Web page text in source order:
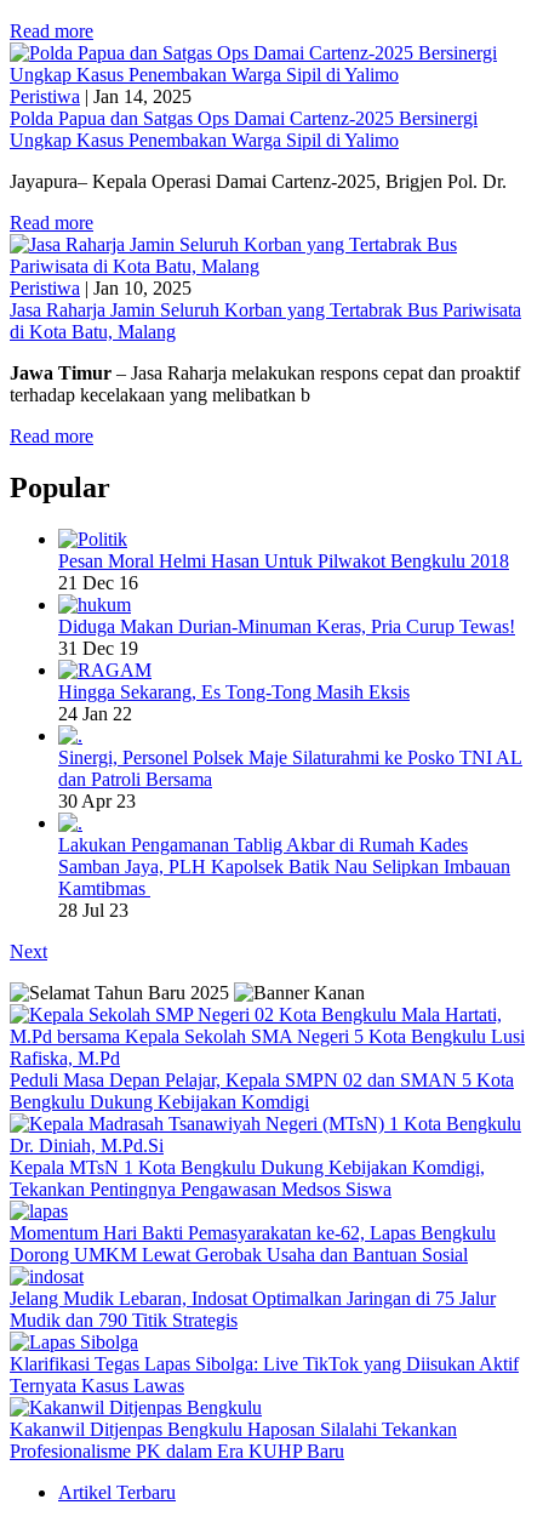
Read more
Peristiwa | Jan 14, 2025
Polda Papua dan Satgas Ops Damai Cartenz-2025 Bersinergi
Ungkap Kasus Penembakan Warga Sipil di Yalimo
Jayapura– Kepala Operasi Damai Cartenz-2025, Brigjen Pol. Dr.
Read more
Peristiwa | Jan 10, 2025
Jasa Raharja Jamin Seluruh Korban yang Tertabrak Bus Pariwisata
di Kota Batu, Malang
Jawa Timur – Jasa Raharja melakukan respons cepat dan proaktif
terhadap kecelakaan yang melibatkan b
Read more
Popular
Pesan Moral Helmi Hasan Untuk Pilwakot Bengkulu 2018
21 Dec 16
Diduga Makan Durian-Minuman Keras, Pria Curup Tewas!
31 Dec 19
Hingga Sekarang, Es Tong-Tong Masih Eksis
24 Jan 22
Sinergi, Personel Polsek Maje Silaturahmi ke Posko TNI AL
dan Patroli Bersama
30 Apr 23
Lakukan Pengamanan Tablig Akbar di Rumah Kades
Samban Jaya, PLH Kapolsek Batik Nau Selipkan Imbauan
Kamtibmas
28 Jul 23
Next
Peduli Masa Depan Pelajar, Kepala SMPN 02 dan SMAN 5 Kota
Bengkulu Dukung Kebijakan Komdigi
Kepala MTsN 1 Kota Bengkulu Dukung Kebijakan Komdigi,
Tekankan Pentingnya Pengawasan Medsos Siswa
Momentum Hari Bakti Pemasyarakatan ke-62, Lapas Bengkulu
Dorong UMKM Lewat Gerobak Usaha dan Bantuan Sosial
Jelang Mudik Lebaran, Indosat Optimalkan Jaringan di 75 Jalur
Mudik dan 790 Titik Strategis
Klarifikasi Tegas Lapas Sibolga: Live TikTok yang Diisukan Aktif
Ternyata Kasus Lawas
Kakanwil Ditjenpas Bengkulu Haposan Silalahi Tekankan
Profesionalisme PK dalam Era KUHP Baru
Artikel Terbaru